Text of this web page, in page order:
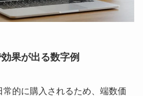
果が出る数字例
常的に購入されるため、端数価